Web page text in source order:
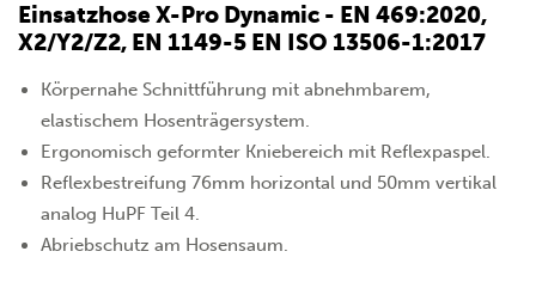
Einsatzhose X-Pro Dynamic - EN 469:2020,
X2/Y2/Z2, EN 1149-5 EN ISO 13506-1:2017
Körpernahe Schnittführung mit abnehmbarem,
elastischem Hosenträgersystem.
Ergonomisch geformter Kniebereich mit Reflexpaspel.
Reflexbestreifung 76mm horizontal und 50mm vertikal
analog HuPF Teil 4.
Abriebschutz am Hosensaum.